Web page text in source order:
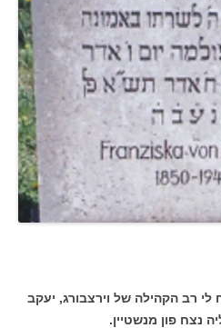
רב הקהילה של וירצבורג, יעקב
נצח פון מנשטיין.